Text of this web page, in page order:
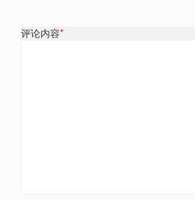
评论内容*